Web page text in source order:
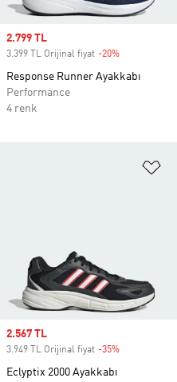
Sale price
2.799 TL
3.399 TL Orijinal fiyat -20%
Response Runner Ayakkabı
Performance
4 renk
Sale price
2.567 TL
3.949 TL Orijinal fiyat -35%
Eclyptix 2000 Ayakkabı